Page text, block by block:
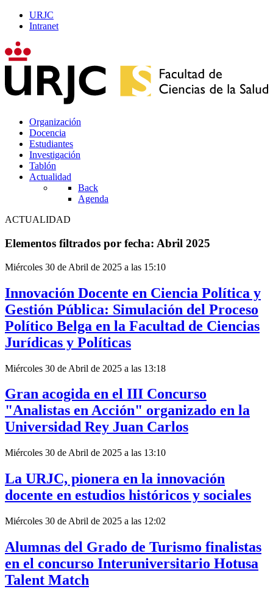
URJC
Intranet
Organización
Docencia
Estudiantes
Investigación
Tablón
Actualidad
Back
Agenda
ACTUALIDAD
Elementos filtrados por fecha: Abril 2025
Miércoles 30 de Abril de 2025 a las 15:10
Innovación Docente en Ciencia Política y
Gestión Pública: Simulación del Proceso
Político Belga en la Facultad de Ciencias
Jurídicas y Políticas
Miércoles 30 de Abril de 2025 a las 13:18
Gran acogida en el III Concurso
"Analistas en Acción" organizado en la
Universidad Rey Juan Carlos
Miércoles 30 de Abril de 2025 a las 13:10
La URJC, pionera en la innovación
docente en estudios históricos y sociales
Miércoles 30 de Abril de 2025 a las 12:02
Alumnas del Grado de Turismo finalistas
en el concurso Interuniversitario Hotusa
Talent Match